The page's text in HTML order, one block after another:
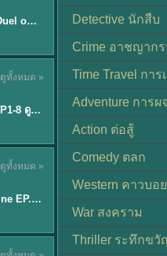
มังกรหยก ภาคมารบูรพาและพิษประจิม Duel on Mount Hua พากย์ไทย
ดูทั้งหมด »
EP.8Paradise Season 2 (2026) พากย์ไทย EP1-8 ดูซีรี่ย์ฝรั่ง HD ครบทุกตอน
ดูทั้งหมด »
ปิ๊งรักคุณพี่เย็นชา (2026) Frozen Valentine EP.1-10 (จบ)
Detective นักสืบ
Crime อาชญาก
Time Travel กา
Adventure การ
Action ต่อสู้
Comedy ตลก
Western คาวบอ
War สงคราม
Thriller ระทึกขวั